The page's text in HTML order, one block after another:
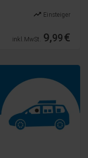
trending_up Einsteiger
inkl. MwSt. 9,99€